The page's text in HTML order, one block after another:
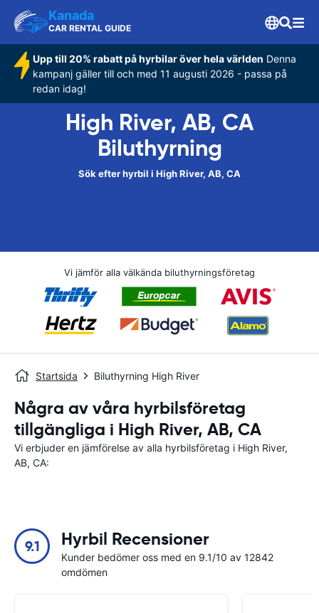
Kanada
CAR RENTAL GUIDE
Upp till 20% rabatt på hyrbilar över hela världen Denna
kampanj gäller till och med 11 augusti 2026 - passa på
redan idag!
High River, AB, CA
Biluthyrning
Sök efter hyrbil i High River, AB, CA
Vi jämför alla välkända biluthyrningsföretag
Startsida Biluthyrning High River
Några av våra hyrbilsföretag
tillgängliga i High River, AB, CA
Vi erbjuder en jämförelse av alla hyrbilsföretag i High River,
AB, CA:
9.1 Hyrbil Recensioner
Kunder bedömer oss med en 9.1/10 av 12842
omdömen